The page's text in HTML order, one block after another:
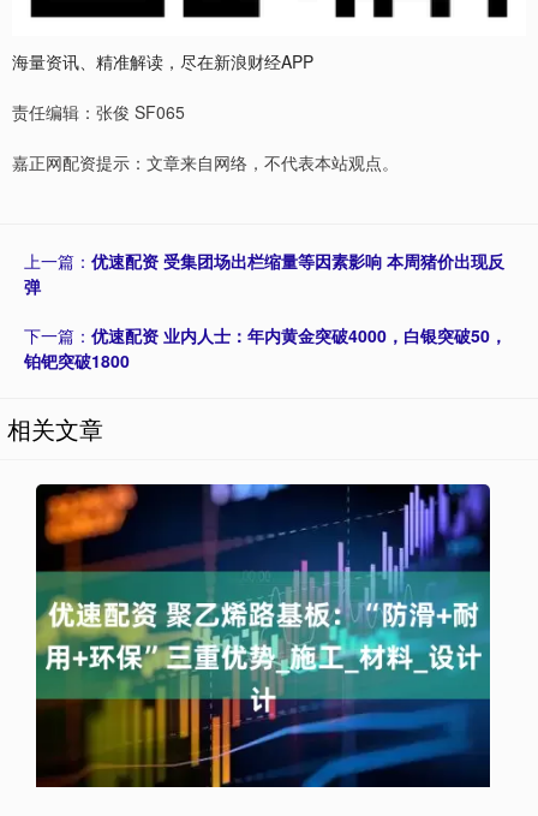
海量资讯、精准解读，尽在新浪财经APP
责任编辑：张俊 SF065
嘉正网配资提示：文章来自网络，不代表本站观点。
上一篇： 优速配资 受集团场出栏缩量等因素影响 本周猪价出现反
弹
下一篇： 优速配资 业内人士：年内黄金突破4000，白银突破50，
铂钯突破1800
相关文章